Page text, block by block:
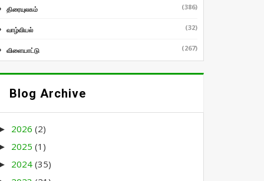
திரையுலகம் (386)
வாழ்வியல் (32)
விளையாட்டு (267)
Blog Archive
► 2026(2)
► 2025(1)
► 2024(35)